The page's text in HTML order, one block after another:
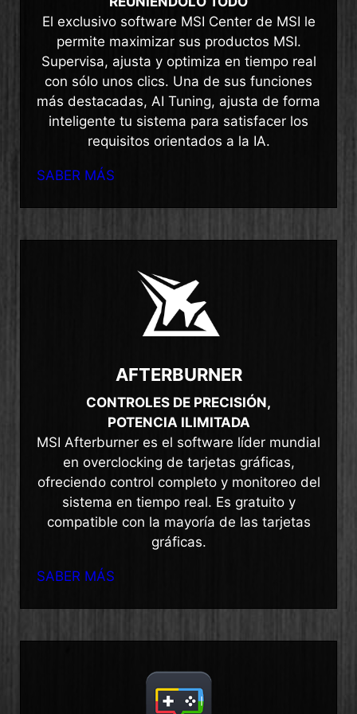
El exclusivo software MSI Center de MSI le
permite maximizar sus productos MSI.
Supervisa, ajusta y optimiza en tiempo real
con sólo unos clics. Una de sus funciones
más destacadas, AI Tuning, ajusta de forma
inteligente tu sistema para satisfacer los
requisitos orientados a la IA.
SABER MÁS
AFTERBURNER
CONTROLES DE PRECISIÓN,
POTENCIA ILIMITADA
MSI Afterburner es el software líder mundial
en overclocking de tarjetas gráficas,
ofreciendo control completo y monitoreo del
sistema en tiempo real. Es gratuito y
compatible con la mayoría de las tarjetas
gráficas.
SABER MÁS